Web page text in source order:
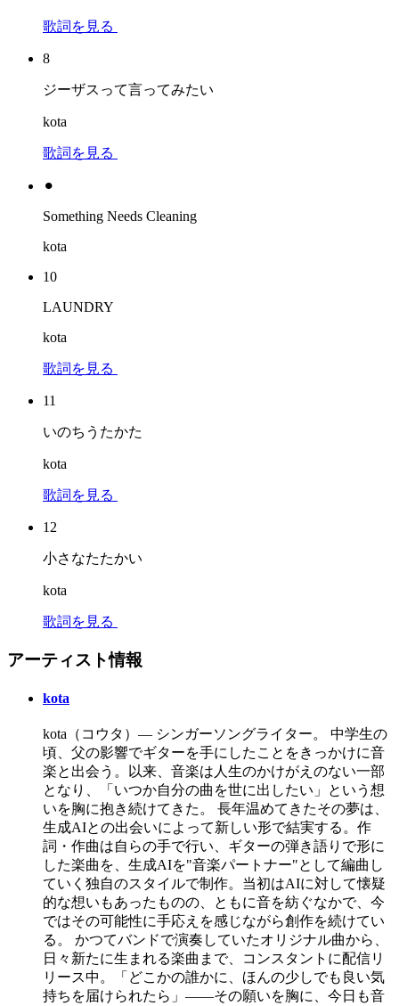
歌詞を見る
8
ジーザスって言ってみたい
kota
歌詞を見る
⚫︎
Something Needs Cleaning
kota
10
LAUNDRY
kota
歌詞を見る
11
いのちうたかた
kota
歌詞を見る
12
小さなたたかい
kota
歌詞を見る
アーティスト情報
kota
kota（コウタ）— シンガーソングライター。 中学生の
頃、父の影響でギターを手にしたことをきっかけに音
楽と出会う。以来、音楽は人生のかけがえのない一部
となり、「いつか自分の曲を世に出したい」という想
いを胸に抱き続けてきた。 長年温めてきたその夢は、
生成AIとの出会いによって新しい形で結実する。作
詞・作曲は自らの手で行い、ギターの弾き語りで形に
した楽曲を、生成AIを"音楽パートナー"として編曲し
ていく独自のスタイルで制作。当初はAIに対して懐疑
的な想いもあったものの、ともに音を紡ぐなかで、今
ではその可能性に手応えを感じながら創作を続けてい
る。 かつてバンドで演奏していたオリジナル曲から、
日々新たに生まれる楽曲まで、コンスタントに配信リ
リース中。「どこかの誰かに、ほんの少しでも良い気
持ちを届けられたら」——その願いを胸に、今日も音